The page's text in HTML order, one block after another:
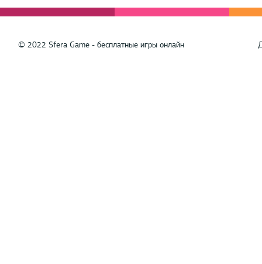
© 2022 Sfera Game - бесплатные игры онлайн